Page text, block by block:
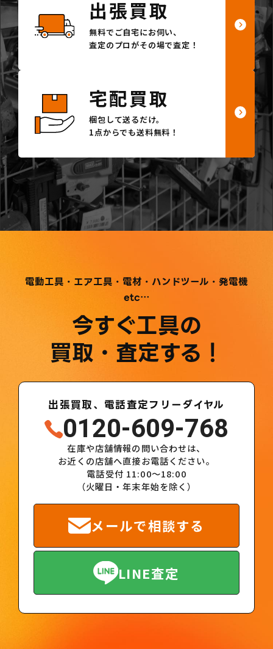
出張買取
無料でご自宅にお伺い、
査定のプロがその場で査定！
宅配買取
梱包して送るだけ。
1点からでも送料無料！
電動工具・エア工具・電材・ハンドツール・発電機
etc…
今すぐ工具の
買取・査定する！
出張買取、電話査定フリーダイヤル
0120-609-768
在庫や店舗情報の問い合わせは、
お近くの店舗へ直接お電話ください。
電話受付 11:00～18:00
（火曜日・年末年始を除く）
メールで相談する
LINE査定